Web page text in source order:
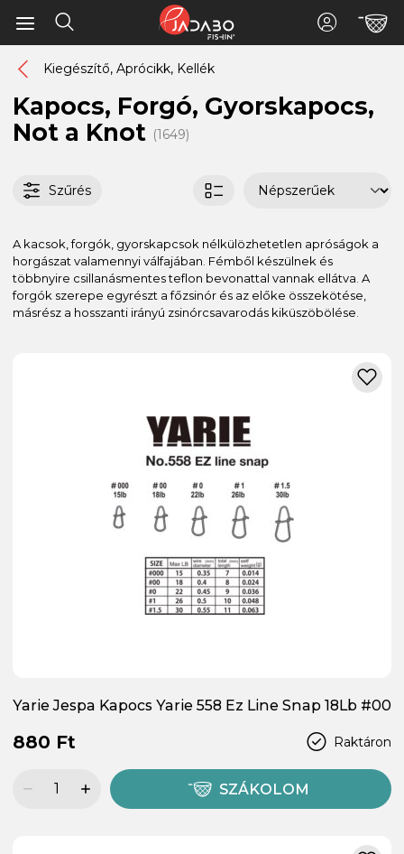
Kiegészítő, Aprócikk, Kellék
Kapocs, Forgó, Gyorskapocs,
Not a Knot (1649)
Szűrés
A kacsok, forgók, gyorskapcsok nélkülözhetetlen apróságok a
horgászat valamennyi válfajában. Fémből készülnek és
többnyire csillanásmentes teflon bevonattal vannak ellátva. A
forgók szerepe egyrészt a főzsinór és az előke összekötése,
másrész a hosszanti irányú zsinórcsavarodás kiküszöbölése.
Yarie Jespa Kapocs Yarie 558 Ez Line Snap 18Lb #00
Raktáron
880 Ft
SZÁKOLOM